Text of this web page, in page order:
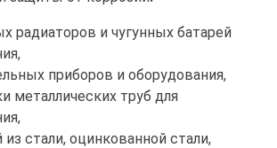
радиаторов и чугунных батарей
приборов и оборудования,
металлических труб для
из стали, оцинкованной стали,